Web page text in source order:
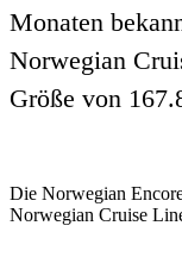
Monaten
Norwegian
Größe von
Die Norwegian
Norwegian Cruise